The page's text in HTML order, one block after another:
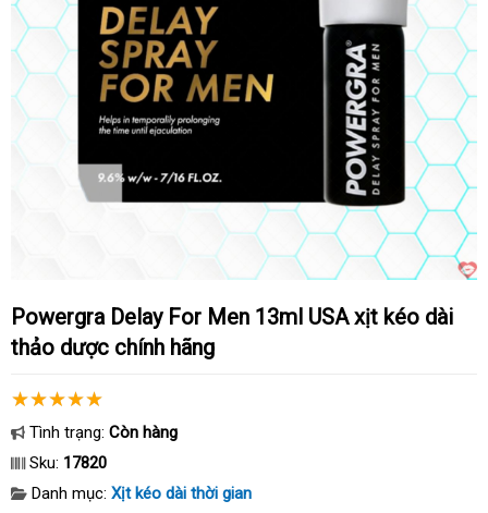
Powergra Delay For Men 13ml USA xịt kéo dài
thảo dược chính hãng
Tình trạng: Còn hàng
Sku: 17820
Danh mục: Xịt kéo dài thời gian